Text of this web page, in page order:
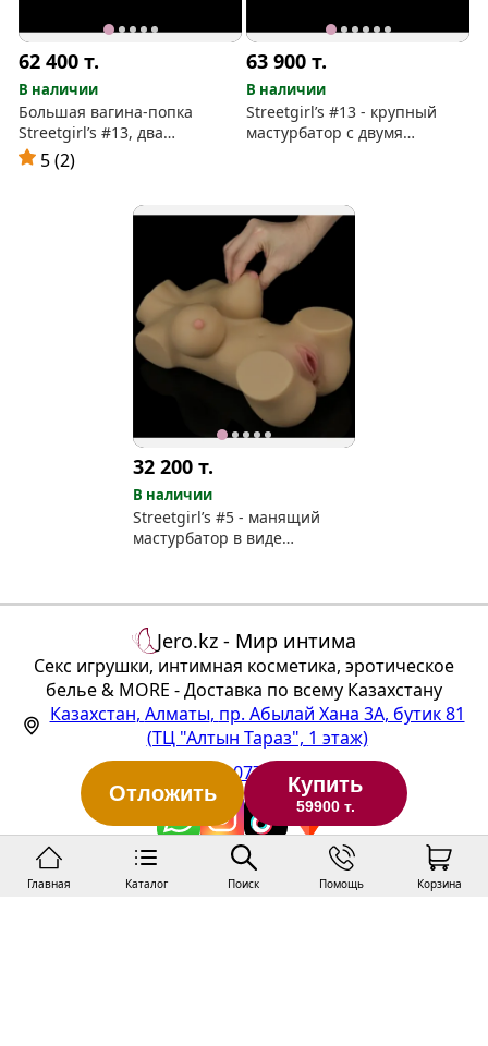
Отложить Купить
59900 т.
62 400т.
В наличии
Большая вагина-попка
Streetgirl’s #13, два
раздельных входа
5 (2)
63 900т.
В наличии
Streetgirl’s #13 - крупный
мастурбатор с двумя
32 200 т.
В наличии
Streetgirl’s #5 - манящий
мастурбатор в виде
Главная Каталог Поиск Помощь Корзина
Jero.kz - Мир интима
Секс игрушки, интимная косметика, эротическое
белье & MORE - Доставка по всему Казахстану
Казахстан, Алматы, пр. Абылай Хана 3А, бутик 81
(ТЦ "Алтын Тараз", 1 этаж)
+7(707)22-33-077
info@jero.kz
Статус заказа
Публичная оферта
Покупка и доставка